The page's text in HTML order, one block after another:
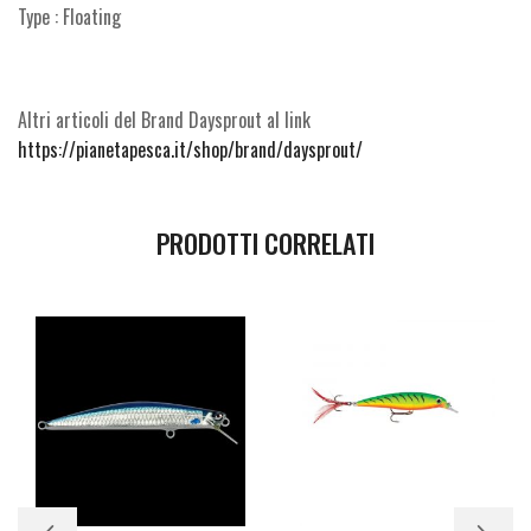
Type : Floating
Altri articoli del Brand Daysprout al link
https://pianetapesca.it/shop/brand/daysprout/
PRODOTTI CORRELATI